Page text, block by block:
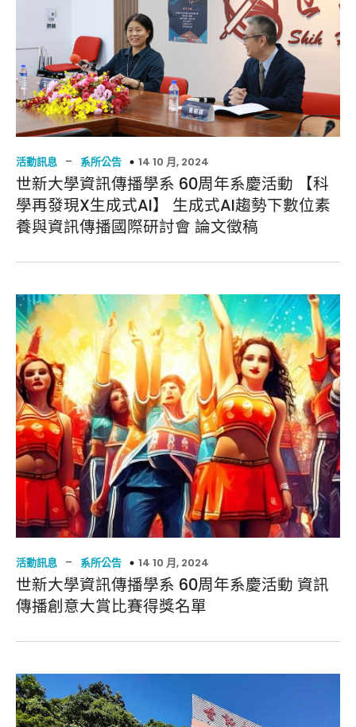
活動訊息 – 系所公告 14 10 月, 2024
世新大學資訊傳播學系 60周年系慶活動 【科
學再發現X生成式AI】 生成式AI趨勢下數位素
養與資訊傳播國際研討會 論文徵稿
活動訊息 – 系所公告 14 10 月, 2024
世新大學資訊傳播學系 60周年系慶活動 資訊
傳播創意大賞比賽得獎名單